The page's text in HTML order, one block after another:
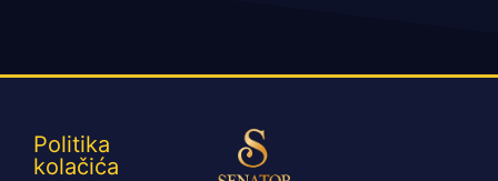
Politika
kolačića